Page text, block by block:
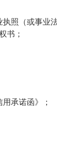
照（或事业
书 ；
用承诺函》
；